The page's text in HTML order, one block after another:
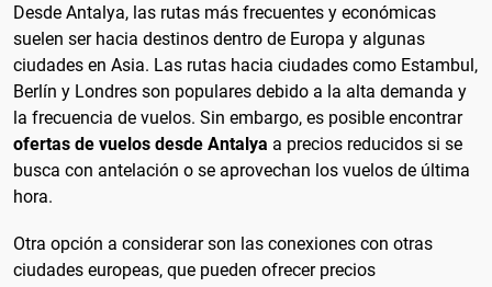
Desde Antalya, las rutas más frecuentes y económicas
suelen ser hacia destinos dentro de Europa y algunas
ciudades en Asia. Las rutas hacia ciudades como Estambul,
Berlín y Londres son populares debido a la alta demanda y
la frecuencia de vuelos. Sin embargo, es posible encontrar
ofertas de vuelos desde Antalya a precios reducidos si se
busca con antelación o se aprovechan los vuelos de última
hora.
Otra opción a considerar son las conexiones con otras
ciudades europeas, que pueden ofrecer precios